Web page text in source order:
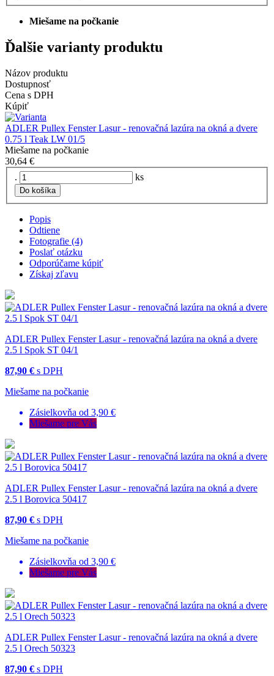
Miešame na počkanie
Ďalšie varianty produktu
Názov produktu
Dostupnosť
Cena s DPH
Kúpiť
ADLER Pullex Fenster Lasur - renovačná lazúra na okná a dvere
0.75 l Teak LW 01/5
Miešame na počkanie
30,64 €
.
ks
Do košíka
Popis
Odtiene
Fotografie (4)
Poslať otázku
Odporúčame kúpiť
Získaj zľavu
ADLER Pullex Fenster Lasur - renovačná lazúra na okná a dvere
2.5 l Spok ST 04/1
87,90 € s DPH
Miešame na počkanie
Zásielkovňa od 3,90 €
Miešame pre Vás
ADLER Pullex Fenster Lasur - renovačná lazúra na okná a dvere
2.5 l Borovica 50417
87,90 € s DPH
Miešame na počkanie
Zásielkovňa od 3,90 €
Miešame pre Vás
ADLER Pullex Fenster Lasur - renovačná lazúra na okná a dvere
2.5 l Orech 50323
87,90 € s DPH